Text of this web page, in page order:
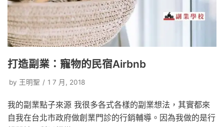
打造副業：寵物的民宿Airbnb
by 王明聖 1 7 月, 2018
我的副業點子來源 我很多各式各樣的副業想法，其實都來
自我在台北市政府做創業門診的行銷輔導。因為我做的是行